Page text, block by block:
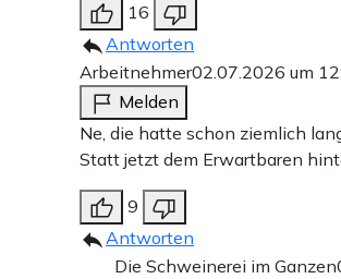
16
Antworten
Arbeitnehmer02.07.2026 um
Melden
Ne, die hatte schon ziemlich
Statt jetzt dem Erwartbaren
9
Antworten
Die Schweinerei im Ganzen